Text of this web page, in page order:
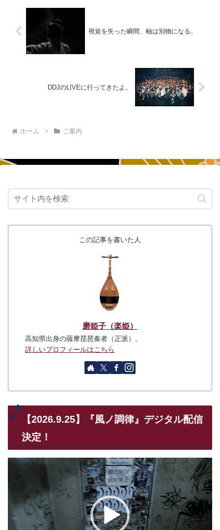
視覚を失った瞬間、軸は別物になる。
DDJのLIVEに行ってきたよ。
ホーム ご案内
この記事を書いた人
磨姫子（楽姫）
高知県出身の薩摩琵琶奏者（正派）。
詳しいプロフィールはこちら
【2026.9.25】『風ノ調律』デジタル配信
決定！
レ
ー